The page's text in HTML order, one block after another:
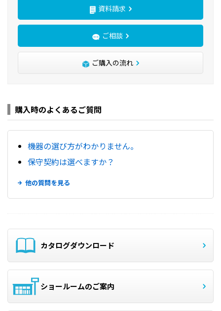
資料請求
ご相談
ご購入の流れ
購入時のよくあるご質問
機器の選び方がわかりません。
保守契約は選べますか？
他の質問を見る
カタログダウンロード
ショールームのご案内